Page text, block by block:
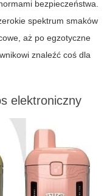
bezpieczeństwa.
spektrum smaków
aż po egzotyczne
znaleźć coś dla
elektroniczny